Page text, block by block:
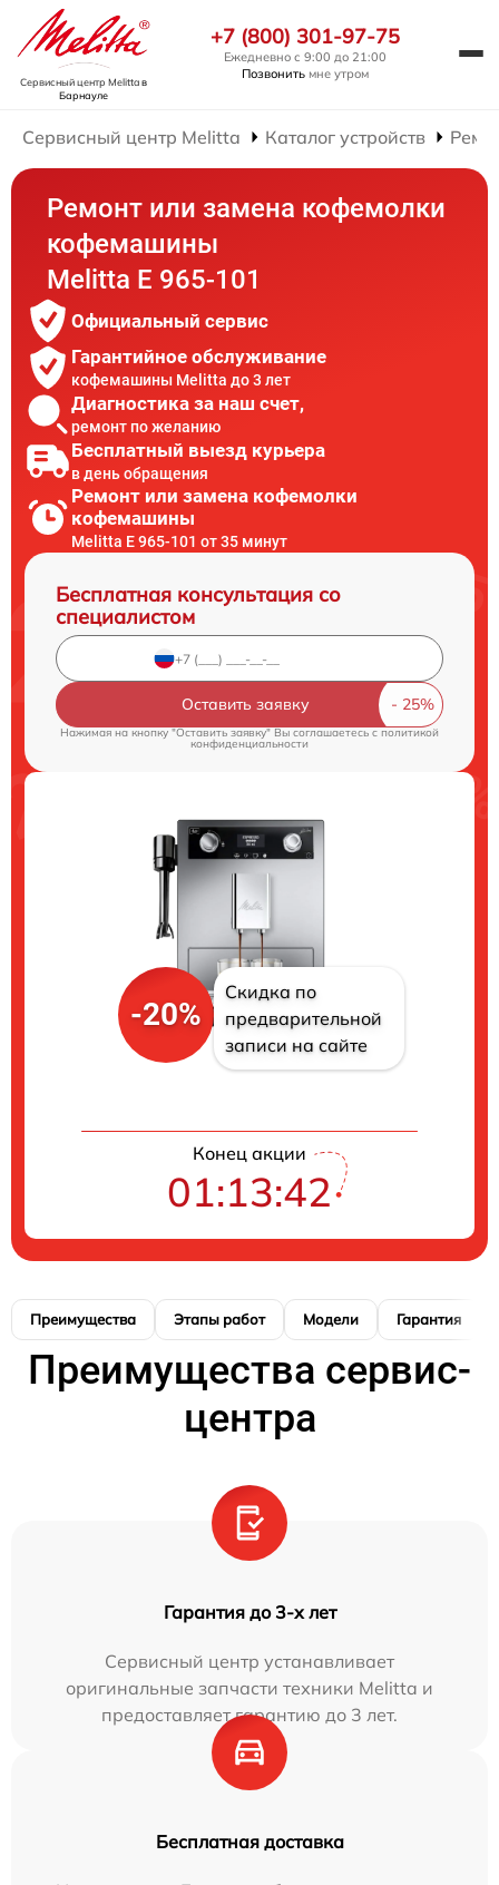
Сервисный центр Melittaв
Барнауле
+7 (800) 301-97-75
Ежедневно с 9:00 до 21:00
Позвонить мне утром
Сервисный центр Melitta Каталог устройств
Ремонт или замена кофемолки
кофемашины
Melitta Е 965-101
Официальный сервис
Гарантийное обслуживание
кофемашины Melitta до 3 лет
Диагностика за наш счет,
ремонт по желанию
Бесплатный выезд курьера
в день обращения
Ремонт или замена кофемолки
кофемашины
Melitta Е 965-101 от 35 минут
Бесплатная консультация со
специалистом
Оставить заявку
Нажимая на кнопку "Оставить заявку" Вы соглашаетесь cполитикой
конфиденциальности
-20%
Скидка по
предварительной
записи на сайте
Конец акции
01:13:41
Преимущества Этапы работ Модели Гарантия
Преимущества сервис-
центра
Гарантия до 3-х лет
Сервисный центр устанавливает
оригинальные запчасти техники Melitta и
предоставляет гарантию до 3 лет.
Бесплатная доставка